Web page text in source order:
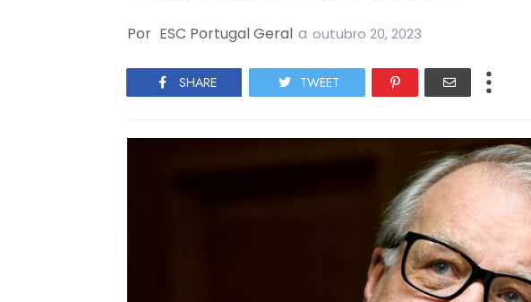
Por ESC Portugal Geral a outubro 20, 2023
SHARE TWEET